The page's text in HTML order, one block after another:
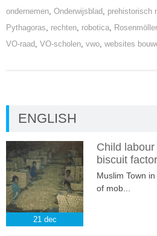
ondernemen, Onderwijsblad, prehistorisch
Pythagoras, rechten, robotica, Rosenmöller
VO-raad, VO-scholen, vwo, websites
ENGLISH
21 dec
Child
biscuit
Muslim Town
of mob...